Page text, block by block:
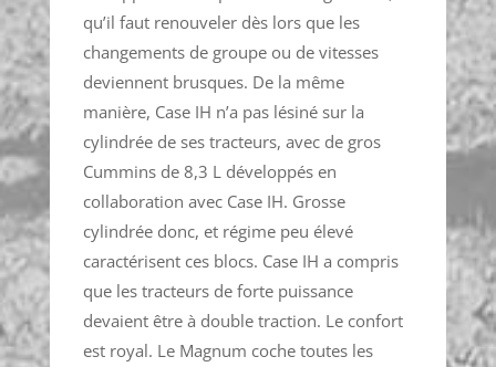
qu’il faut renouveler dès lors que les
changements de groupe ou de vitesses
deviennent brusques. De la même
manière, Case IH n’a pas lésiné sur la
cylindrée de ses tracteurs, avec de gros
Cummins de 8,3 L développés en
collaboration avec Case IH. Grosse
cylindrée donc, et régime peu élevé
caractérisent ces blocs. Case IH a compris
que les tracteurs de forte puissance
devaient être à double traction. Le confort
est royal. Le Magnum coche toutes les